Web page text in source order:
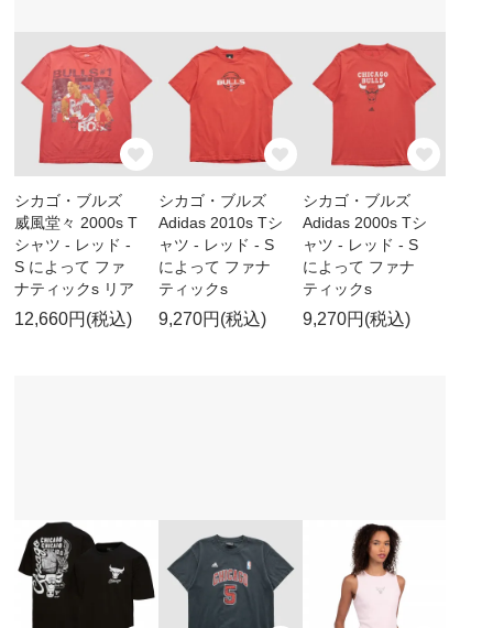
シカゴ・ブルズ
威風堂々 2000s T
シャツ - レッド -
S によって ファ
ナティックs リア
12,660円(税込)
シカゴ・ブルズ
Adidas 2010s Tシ
ャツ - レッド - S
によって ファナ
ティックs
9,270円(税込)
シカゴ・ブルズ
Adidas 2000s Tシ
ャツ - レッド - S
によって ファナ
ティックs
9,270円(税込)